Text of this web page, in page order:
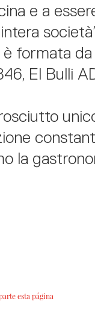
e a
è formata
El Bulli
la
esta página